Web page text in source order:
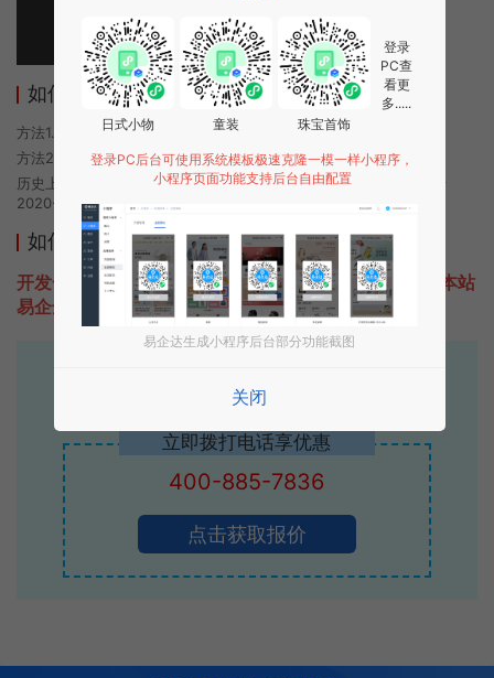
如何选择红酒小程序使用方法
方法1. 使用微信扫描本页面上方二维码进入如何选择红酒的小程序
方法2. 在微信中搜索“如何选择红酒”即可进入小程序
历史上的今时小程序由如何选择红酒团队开发，易企达小程序商店于
2020-10-14 17:57发布
如何开发类似如何选择红酒的小程序
开发一款类似如何选择红酒的小程序不难，只需要咨询本站
易企达客服即可为您定制开发，免费提供报价。
专业小程序、公众号H5 APP等软件开发
立即拨打电话享优惠
400-885-7836
点击获取报价
日式小物 童装 珠宝首饰
登录
PC查
看更
多.....
登录PC后台可使用系统模板极速克隆一模一样小程序，
小程序页面功能支持后台自由配置
易企达生成小程序后台部分功能截图
关闭